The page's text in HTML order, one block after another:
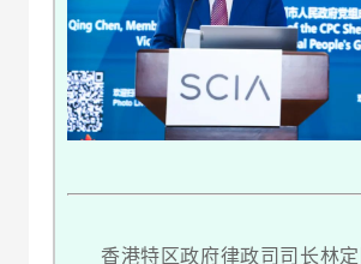
香港特区政府律政司司长林